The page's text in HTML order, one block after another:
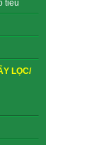
tiêu
LỌC/